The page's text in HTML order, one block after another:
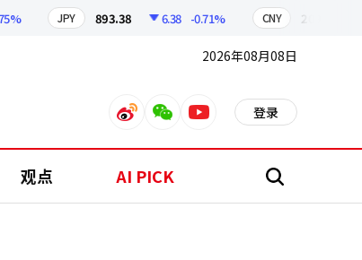
JPY 893.38 6.38 -0.71% CNY 209.17
2026年08月08日
weiboweixinyoutube 登录
观点 AI PICK 搜